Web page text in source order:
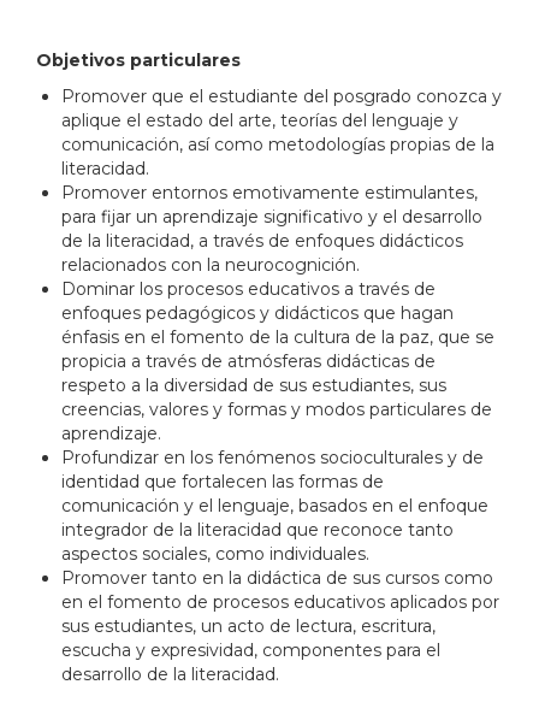
Objetivos particulares
Promover que el estudiante del posgrado conozca y
aplique el estado del arte, teorías del lenguaje y
comunicación, así como metodologías propias de la
literacidad.
Promover entornos emotivamente estimulantes,
para fijar un aprendizaje significativo y el desarrollo
de la literacidad, a través de enfoques didácticos
relacionados con la neurocognición.
Dominar los procesos educativos a través de
enfoques pedagógicos y didácticos que hagan
énfasis en el fomento de la cultura de la paz, que se
propicia a través de atmósferas didácticas de
respeto a la diversidad de sus estudiantes, sus
creencias, valores y formas y modos particulares de
aprendizaje.
Profundizar en los fenómenos socioculturales y de
identidad que fortalecen las formas de
comunicación y el lenguaje, basados en el enfoque
integrador de la literacidad que reconoce tanto
aspectos sociales, como individuales.
Promover tanto en la didáctica de sus cursos como
en el fomento de procesos educativos aplicados por
sus estudiantes, un acto de lectura, escritura,
escucha y expresividad, componentes para el
desarrollo de la literacidad.